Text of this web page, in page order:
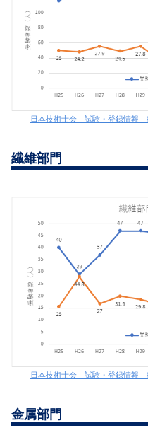
日本技術士会 試験・登録情報
繊維部門
日本技術士会 試験・登録情報
金属部門